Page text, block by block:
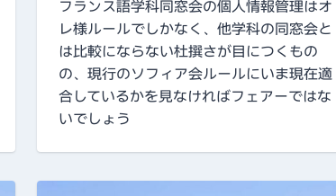
フランス語学科同窓会の個人情報管理はオ
レ様ルールでしかなく、他学科の同窓会と
は比較にならない杜撰さが目につくもの
の、現行のソフィア会ルールにいま現在適
合しているかを見なければフェアーではな
いでしょう